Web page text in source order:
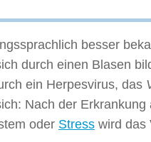
besser
durch einen Blasen
ein Herpesvirus, das
Nach der
oder Stress wird das